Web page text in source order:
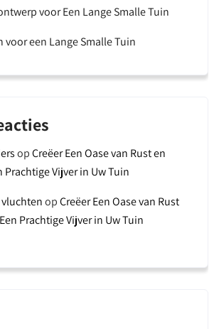
voor Een Lange Smalle Tuin
een Lange Smalle Tuin
opCreëer Een Oase van Rust en
Prachtige Vijver in Uw Tuin
opCreëer Een Oase van Rust
Prachtige Vijver in Uw Tuin